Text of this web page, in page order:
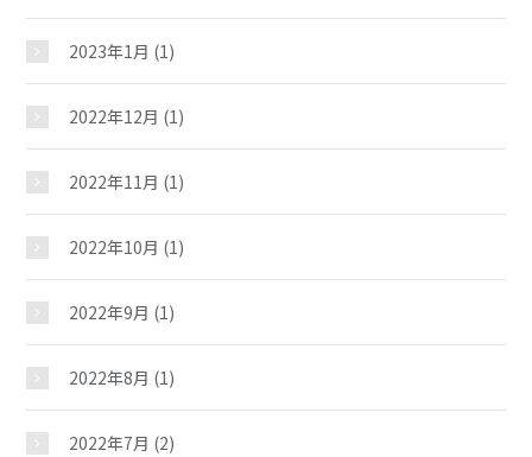
2023年1月 (1)
2022年12月 (1)
2022年11月 (1)
2022年10月 (1)
2022年9月 (1)
2022年8月 (1)
2022年7月 (2)